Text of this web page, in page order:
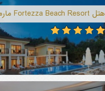
هتل Fortezza Beach Resort مارماریس